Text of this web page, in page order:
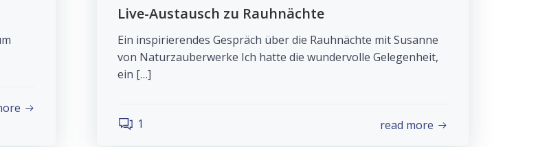
Live-Austausch zu Rauhnächte
Ein inspirierendes Gespräch über die Rauhnächte mit Susanne
von Naturzauberwerke Ich hatte die wundervolle Gelegenheit,
ein […]
1 read more